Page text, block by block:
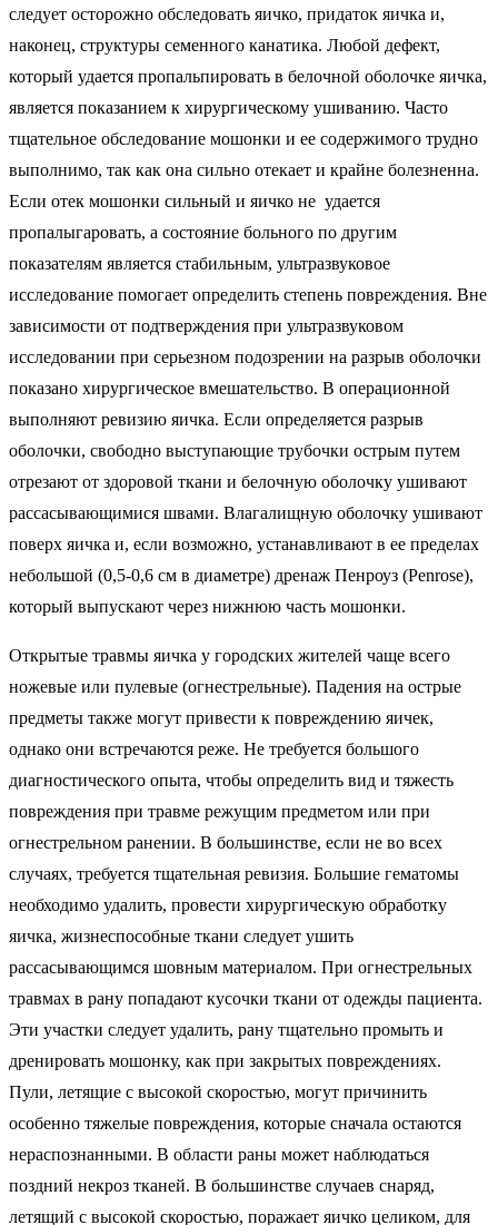
следует осторожно обследовать яичко, придаток яичка и,
наконец, структуры семенного канатика. Любой дефект,
который удается пропальпировать в белочной оболочке яичка,
является показанием к хирургическому ушиванию. Часто
тщательное обследование мошонки и ее содержимого трудно
выполнимо, так как она сильно отекает и крайне болезненна.
Если отек мошонки сильный и яичко не удается
пропалыгаровать, а состояние больного по другим
показателям является стабильным, ультразвуковое
исследование помогает определить степень повреждения. Вне
зависимости от подтверждения при ультразвуковом
исследовании при серьезном подозрении на разрыв оболочки
показано хирургическое вмешательство. В операционной
выполняют ревизию яичка. Если определяется разрыв
оболочки, свободно выступающие трубочки острым путем
отрезают от здоровой ткани и белочную оболочку ушивают
рассасывающимися швами. Влагалищную оболочку ушивают
поверх яичка и, если возможно, устанавливают в ее пределах
небольшой (0,5-0,6 см в диаметре) дренаж Пенроуз (Penrose),
который выпускают через нижнюю часть мошонки.
Открытые травмы яичка у городских жителей чаще всего
ножевые или пулевые (огнестрельные). Падения на острые
предметы также могут привести к повреждению яичек,
однако они встречаются реже. Не требуется большого
диагностического опыта, чтобы определить вид и тяжесть
повреждения при травме режущим предметом или при
огнестрельном ранении. В большинстве, если не во всех
случаях, требуется тщательная ревизия. Большие гематомы
необходимо удалить, провести хирургическую обработку
яичка, жизнеспособные ткани следует ушить
рассасывающимся шовным материалом. При огнестрельных
травмах в рану попадают кусочки ткани от одежды пациента.
Эти участки следует удалить, рану тщательно промыть и
дренировать мошонку, как при закрытых повреждениях.
Пули, летящие с высокой скоростью, могут причинить
особенно тяжелые повреждения, которые сначала остаются
нераспознанными. В области раны может наблюдаться
поздний некроз тканей. В большинстве случаев снаряд,
летящий с высокой скоростью, поражает яичко целиком, для